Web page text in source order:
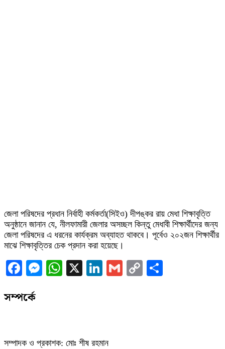
জেলা পরিষদের প্রধান নির্বাহী কর্মকর্তা(সিইও) দীপঙ্কর রায় মেধা শিক্ষাবৃত্তি
অনুষ্ঠানে জানান যে, নীলফামারী জেলার অসচ্ছল কিন্তু মেধাবী শিক্ষার্থীদের জন্য
জেলা পরিষদের এ ধরনের কার্যক্রম অব্যাহত থাকবে। পূর্বেও ২০২জন শিক্ষার্থীর
মাঝে শিক্ষাবৃত্তির চেক প্রদান করা হয়েছে।
Facebook
Messenger
WhatsApp
X LinkedIn
GmailCopy
সম্পর্কে
সম্পাদক ও প্রকাশক: মোঃ শীষ রহমান